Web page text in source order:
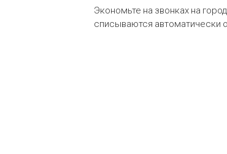
Экономьте на звонках на
списываются автоматически